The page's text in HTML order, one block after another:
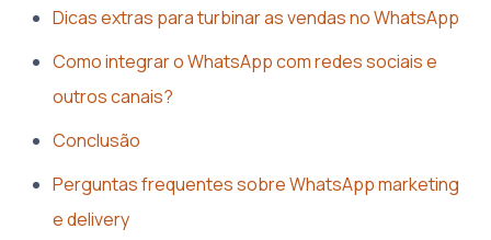
Dicas extras para turbinar as vendas no WhatsApp
Como integrar o WhatsApp com redes sociais e
outros canais?
Conclusão
Perguntas frequentes sobre WhatsApp marketing
e delivery